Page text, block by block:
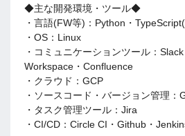
◆主な開発環境・ツール◆
・言語(FW等)：Python・
・OS：Linux
・コミュニケーションツール：
Workspace・Confluence
・クラウド：GCP
・ソースコード・バージョン管理：
・タスク管理ツール：Jira
・CI/CD：Circle CI・Github・